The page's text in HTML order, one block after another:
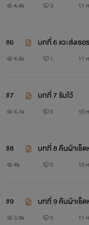
4.4k 3 11
#6 บทที่ 6 แวะส่งเธอ
4.4k 1 11
#7 บทที่ 7 รับไว้
4.1k 0 10
#8 บทที่ 8 คืนผ้าเช็ด
4k 0 10
#9 บทที่ 9 คืนผ้าเช็ด
3.9k 0 11